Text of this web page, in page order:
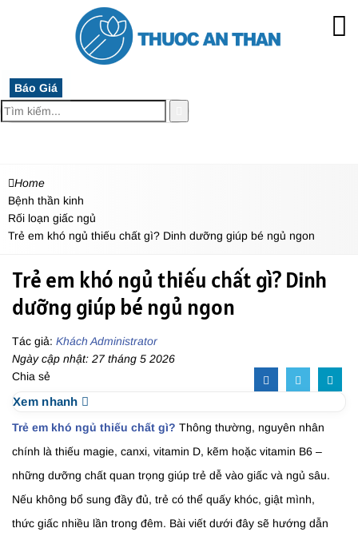
Báo Giá
Home
Bệnh thần kinh
Rối loạn giấc ngủ
Trẻ em khó ngủ thiếu chất gì? Dinh dưỡng giúp bé ngủ ngon
Trẻ em khó ngủ thiếu chất gì? Dinh
dưỡng giúp bé ngủ ngon
Tác giả: Khách Administrator
Ngày cập nhật: 27 tháng 5 2026
Chia sẻ
Xem nhanh
Trẻ em khó ngủ thiếu chất gì? Thông thường, nguyên nhân
chính là thiếu magie, canxi, vitamin D, kẽm hoặc vitamin B6 –
những dưỡng chất quan trọng giúp trẻ dễ vào giấc và ngủ sâu.
Nếu không bổ sung đầy đủ, trẻ có thể quấy khóc, giật mình,
thức giấc nhiều lần trong đêm. Bài viết dưới đây sẽ hướng dẫn